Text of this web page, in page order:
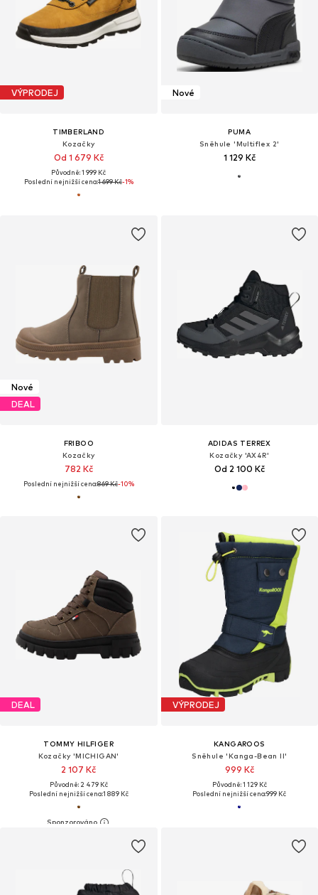
VÝPRODEJ
TIMBERLAND
Kozačky
Od 1 679 Kč
Původně: 1 999 Kč
Poslední nejnižší cena:1 699 Kč-1%
Nové
PUMA
Sněhule 'Multiflex 2'
1 129 Kč
Nové
DEAL
FRIBOO
Kozačky
782 Kč
Poslední nejnižší cena:869 Kč-10%
ADIDAS TERREX
Kozačky 'AX4R'
Od 2 100 Kč
DEAL
TOMMY HILFIGER
Kozačky 'MICHIGAN'
2 107 Kč
Původně: 2 479 Kč
Poslední nejnižší cena:1 889 Kč
VÝPRODEJ
KANGAROOS
Sněhule 'Kanga-Bean II'
999 Kč
Původně: 1 129 Kč
Poslední nejnižší cena:999 Kč